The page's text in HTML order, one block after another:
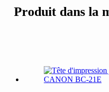
Produit dans la